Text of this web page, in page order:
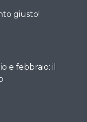
giusto!
e febbraio: il